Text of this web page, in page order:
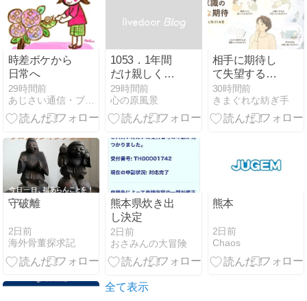
時差ボケから
日常へ
29時間前
1053．1年間
だけ親しくし
てね
29時間前
心の原風景
相手に期待し
て失望するの
はなぜ？イラ
イラと不満を
減らす「期
30時間前
きまぐれな紡ぎ手
守破離
2日前
海外骨董探求記
熊本県炊き出
し決定
2日前
おさみんの大冒険
熊本
2日前
Chaos
全て表示